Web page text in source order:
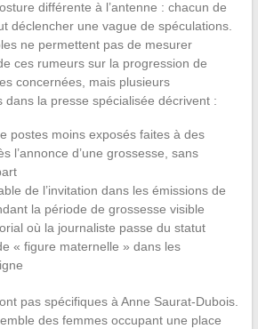
différente à l’antenne : chacun de
déclencher une vague de spéculations.
ne permettent pas de mesurer
ces rumeurs sur la progression de
concernées, mais plusieurs
dans la presse spécialisée décrivent :
postes moins exposés faites à des
l’annonce d’une grossesse, sans
de l’invitation dans les émissions de
la période de grossesse visible
où la journaliste passe du statut
« figure maternelle » dans les
pas spécifiques à Anne Saurat-Dubois.
des femmes occupant une place